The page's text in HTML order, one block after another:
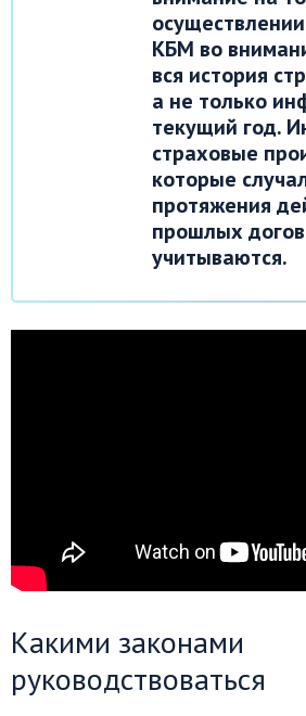
КБМ во
вся история
а не только
текущий год.
страховые
которые
протяжения
прошлых
учитываются.
Какими законами
руководствоваться